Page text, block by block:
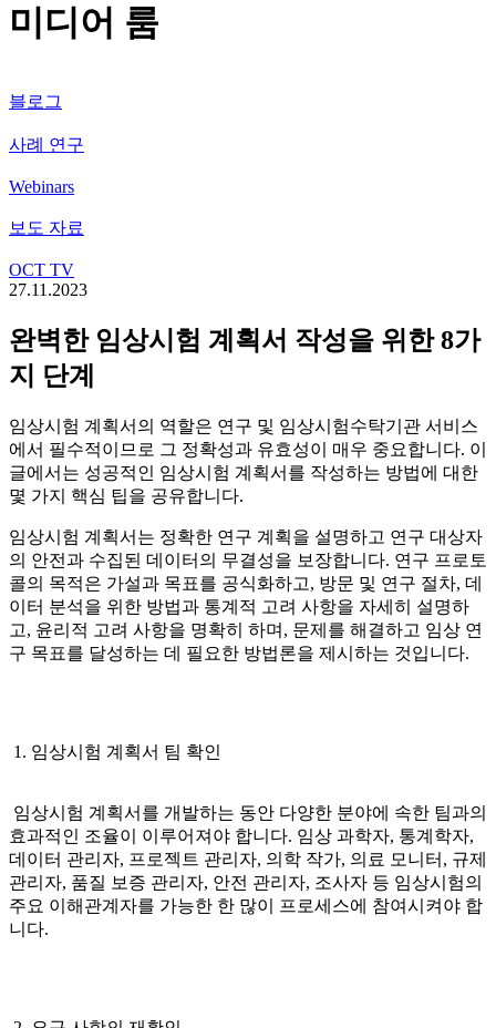
미디어 룸
블로그
사례 연구
Webinars
보도 자료
OCT TV
27.11.2023
완벽한 임상시험 계획서 작성을 위한 8가
지 단계
임상시험 계획서의 역할은 연구 및 임상시험수탁기관 서비스
에서 필수적이므로 그 정확성과 유효성이 매우 중요합니다. 이
글에서는 성공적인 임상시험 계획서를 작성하는 방법에 대한
몇 가지 핵심 팁을 공유합니다.
임상시험 계획서는 정확한 연구 계획을 설명하고 연구 대상자
의 안전과 수집된 데이터의 무결성을 보장합니다. 연구 프로토
콜의 목적은 가설과 목표를 공식화하고, 방문 및 연구 절차, 데
이터 분석을 위한 방법과 통계적 고려 사항을 자세히 설명하
고, 윤리적 고려 사항을 명확히 하며, 문제를 해결하고 임상 연
구 목표를 달성하는 데 필요한 방법론을 제시하는 것입니다.
1. 임상시험 계획서 팀 확인
임상시험 계획서를 개발하는 동안 다양한 분야에 속한 팀과의
효과적인 조율이 이루어져야 합니다. 임상 과학자, 통계학자,
데이터 관리자, 프로젝트 관리자, 의학 작가, 의료 모니터, 규제
관리자, 품질 보증 관리자, 안전 관리자, 조사자 등 임상시험의
주요 이해관계자를 가능한 한 많이 프로세스에 참여시켜야 합
니다.